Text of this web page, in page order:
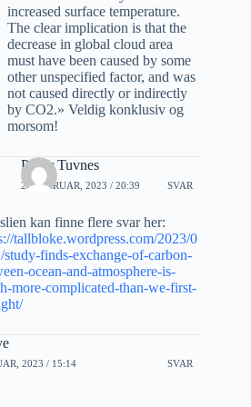
increased surface temperature.
The clear implication is that the
decrease in global cloud area
must have been caused by some
other unspecified factor, and was
not caused directly or indirectly
by CO2.» Veldig konklusiv og
morsom!
Petter Tuvnes
24 FEBRUAR, 2023 / 20:39 SVAR
kan finne flere svar her:
tallbloke.wordpress.com/2023/0
study-finds-exchange-of-carbon-
ocean-and-atmosphere-is-
more-complicated-than-we-first-
2023 / 15:14 SVAR